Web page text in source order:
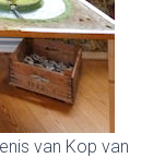
van Kop van